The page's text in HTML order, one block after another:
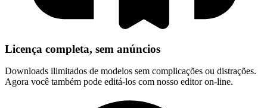
Licença completa, sem anúncios
Downloads ilimitados de modelos sem complicações ou distrações.
Agora você também pode editá-los com nosso editor on-line.